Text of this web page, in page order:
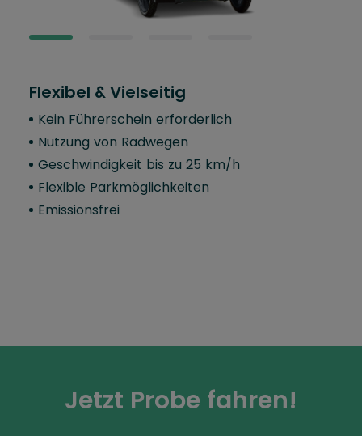
Flexibel & Vielseitig
Kein Führerschein erforderlich
Nutzung von Radwegen
Geschwindigkeit bis zu 25 km/h
Flexible Parkmöglichkeiten
Emissionsfrei
Jetzt Probe fahren!